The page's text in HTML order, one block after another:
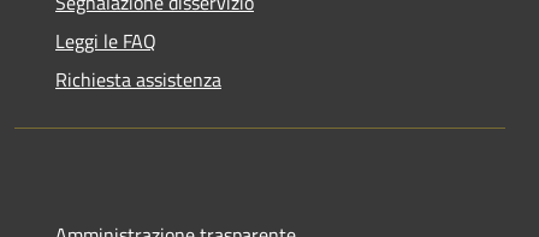
Leggi le FAQ
Richiesta assistenza